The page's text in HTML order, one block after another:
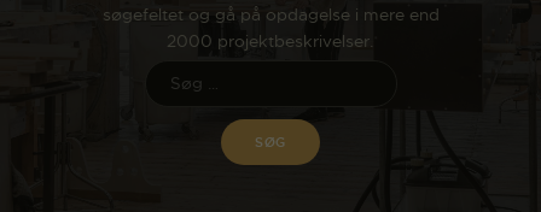
søgefeltet og gå på opdagelse i mere end
2000 projektbeskrivelser.
ENGLISH